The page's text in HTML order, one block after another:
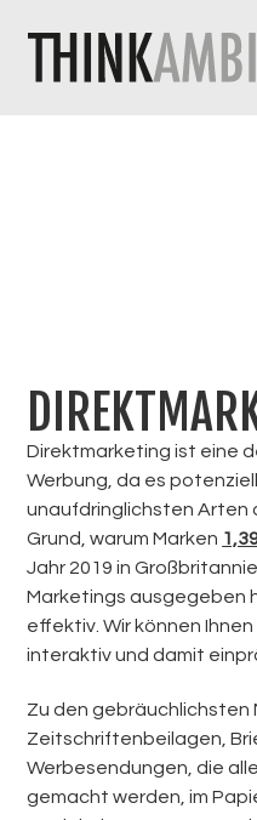
Direktmarketing ist eine
Werbung, da es
unaufdringlichsten Arten
Grund, warum Marken
Jahr 2019 in
Marketings ausgegeben
effektiv. Wir können
interaktiv und damit
Zu den gebräuchlichsten
Zeitschriftenbeilagen,
Werbesendungen, die
gemacht werden, im